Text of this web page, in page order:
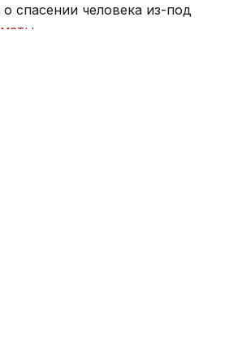
спасении человека из-под